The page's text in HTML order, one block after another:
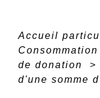
Accueil
Consommation
de donation
>
d'une somme